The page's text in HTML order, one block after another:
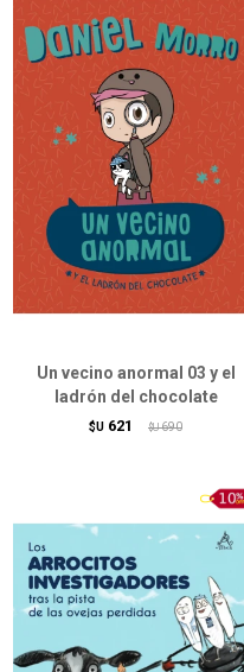
Un vecino anormal 03 y el
ladrón del chocolate
$U 621 $U 690